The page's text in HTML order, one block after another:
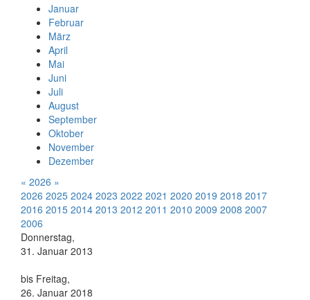
Januar
Februar
März
April
Mai
Juni
Juli
August
September
Oktober
November
Dezember
« 2026 »
2026 2025 2024 2023 2022 2021 2020 2019 2018 2017
2016 2015 2014 2013 2012 2011 2010 2009 2008 2007
2006
Donnerstag,
31. Januar 2013
bis Freitag,
26. Januar 2018